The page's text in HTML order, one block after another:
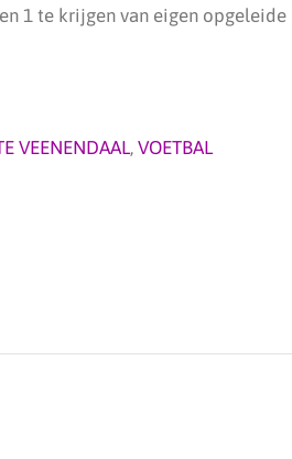
1 te krijgen van eigen opgeleide
VEENENDAAL, VOETBAL